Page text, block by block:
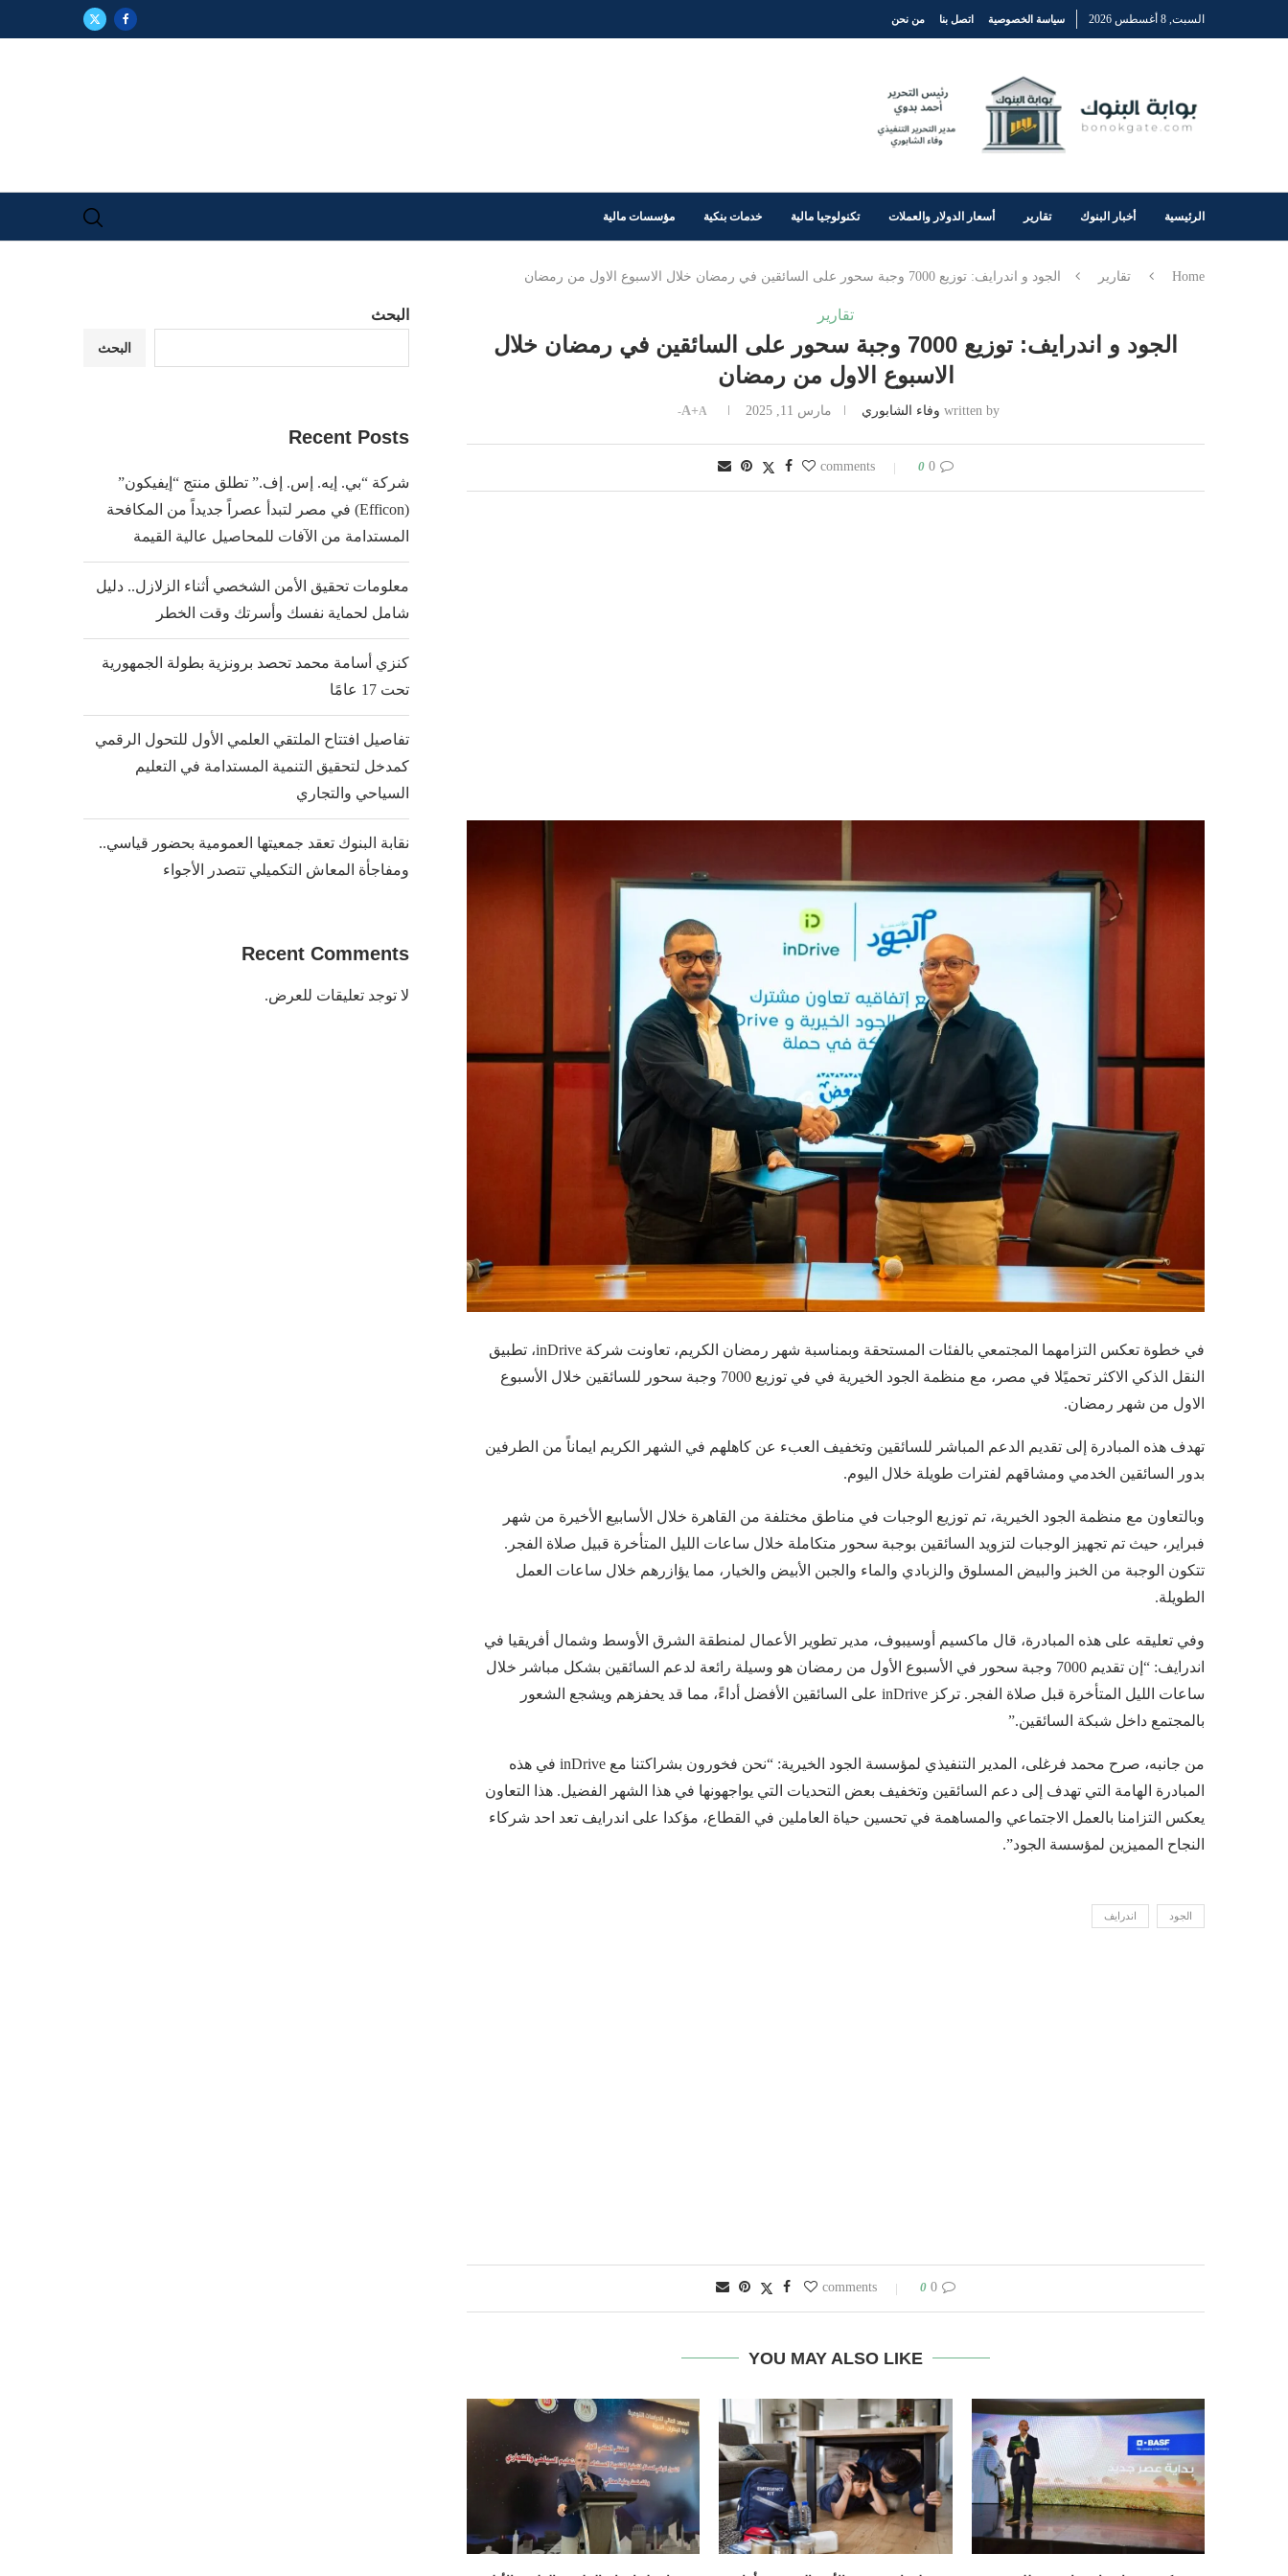
السبت, 8 أغسطس 2026 سياسة الخصوصية اتصل بنا من نحن
الرئيسية أخبار البنوك تقارير أسعار الدولار والعملات تكنولوجيا مالية خدمات بنكية مؤسسات مالية
Home تقارير الجود و اندرايف: توزيع 7000 وجبة سحور على السائقين في رمضان خلال الاسبوع الاول من رمضان
تقارير
الجود و اندرايف: توزيع 7000 وجبة سحور على السائقين في رمضان خلال
الاسبوع الاول من رمضان
written by وفاء الشابوري مارس 11, 2025 A+A-
0 comments
0
في خطوة تعكس التزامهما المجتمعي بالفئات المستحقة وبمناسبة شهر رمضان الكريم، تعاونت شركة inDrive، تطبيق
النقل الذكي الاكثر تحميًلا في مصر، مع منظمة الجود الخيرية في في توزيع 7000 وجبة سحور للسائقين خلال الأسبوع
الاول من شهر رمضان.
تهدف هذه المبادرة إلى تقديم الدعم المباشر للسائقين وتخفيف العبء عن كاهلهم في الشهر الكريم ايماناً من الطرفين
بدور السائقين الخدمي ومشاقهم لفترات طويلة خلال اليوم.
وبالتعاون مع منظمة الجود الخيرية، تم توزيع الوجبات في مناطق مختلفة من القاهرة خلال الأسابيع الأخيرة من شهر
فبراير، حيث تم تجهيز الوجبات لتزويد السائقين بوجبة سحور متكاملة خلال ساعات الليل المتأخرة قبيل صلاة الفجر.
تتكون الوجبة من الخبز والبيض المسلوق والزبادي والماء والجبن الأبيض والخيار، مما يؤازرهم خلال ساعات العمل
الطويلة.
وفي تعليقه على هذه المبادرة، قال ماكسيم أوسيبوف، مدير تطوير الأعمال لمنطقة الشرق الأوسط وشمال أفريقيا في
اندرايف: “إن تقديم 7000 وجبة سحور في الأسبوع الأول من رمضان هو وسيلة رائعة لدعم السائقين بشكل مباشر خلال
ساعات الليل المتأخرة قبل صلاة الفجر. تركز inDrive على السائقين الأفضل أداءً، مما قد يحفزهم ويشجع الشعور
بالمجتمع داخل شبكة السائقين.”
من جانبه، صرح محمد فرغلى، المدير التنفيذي لمؤسسة الجود الخيرية: “نحن فخورون بشراكتنا مع inDrive في هذه
المبادرة الهامة التي تهدف إلى دعم السائقين وتخفيف بعض التحديات التي يواجهونها في هذا الشهر الفضيل. هذا التعاون
يعكس التزامنا بالعمل الاجتماعي والمساهمة في تحسين حياة العاملين في القطاع، مؤكدا على اندرايف تعد احد شركاء
النجاح المميزين لمؤسسة الجود”.
الجود اندرايف
0 comments
0
YOU MAY ALSO LIKE
البحث
البحث
Recent Posts
شركة “بي. إيه. إس. إف.” تطلق منتج “إيفيكون”
(Efficon) في مصر لتبدأ عصراً جديداً من المكافحة
المستدامة من الآفات للمحاصيل عالية القيمة
معلومات تحقيق الأمن الشخصي أثناء الزلازل.. دليل
شامل لحماية نفسك وأسرتك وقت الخطر
كنزي أسامة محمد تحصد برونزية بطولة الجمهورية
تحت 17 عامًا
تفاصيل افتتاح الملتقي العلمي الأول للتحول الرقمي
كمدخل لتحقيق التنمية المستدامة في التعليم
السياحي والتجاري
نقابة البنوك تعقد جمعيتها العمومية بحضور قياسي..
ومفاجأة المعاش التكميلي تتصدر الأجواء
Recent Comments
لا توجد تعليقات للعرض.